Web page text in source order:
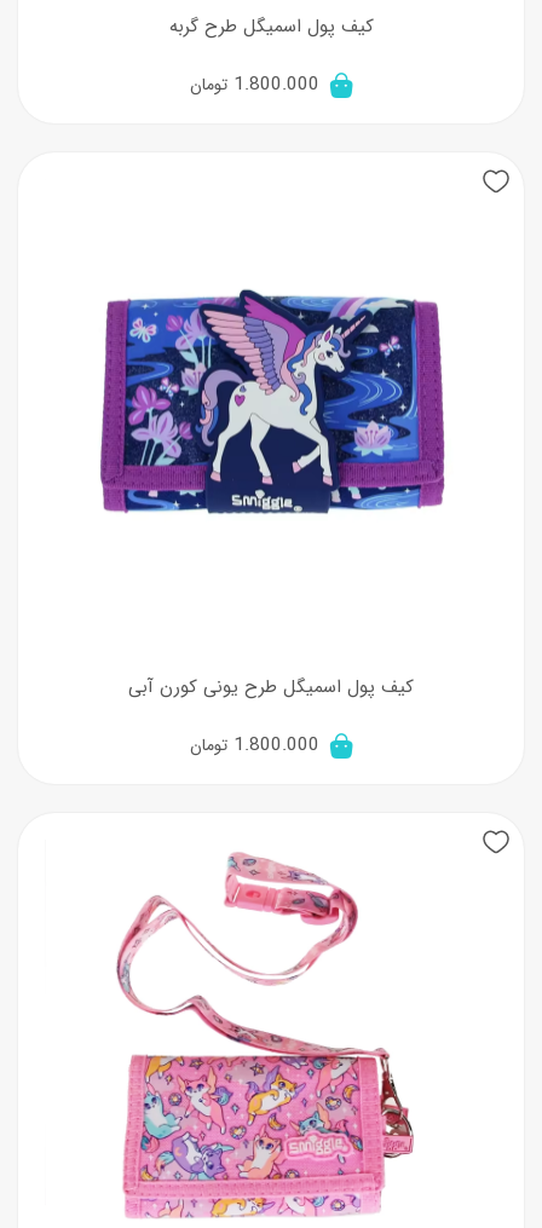
کیف پول اسمیگل طرح گربه
1.800.000 تومان
کیف پول اسمیگل طرح یونی کورن آبی
1.800.000 تومان